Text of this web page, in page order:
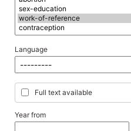
Language
Full text available
Year from